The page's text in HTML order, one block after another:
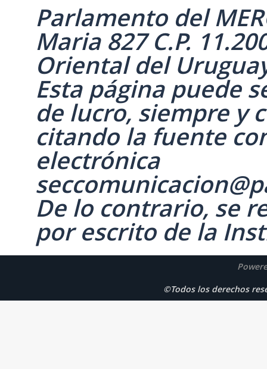
Parlamento del
Maria 827 C.P.
Oriental del
Esta página puede
de lucro, siempre y
citando la fuente
electrónica
De lo contrario, se
por escrito de la
©Todos los derechos